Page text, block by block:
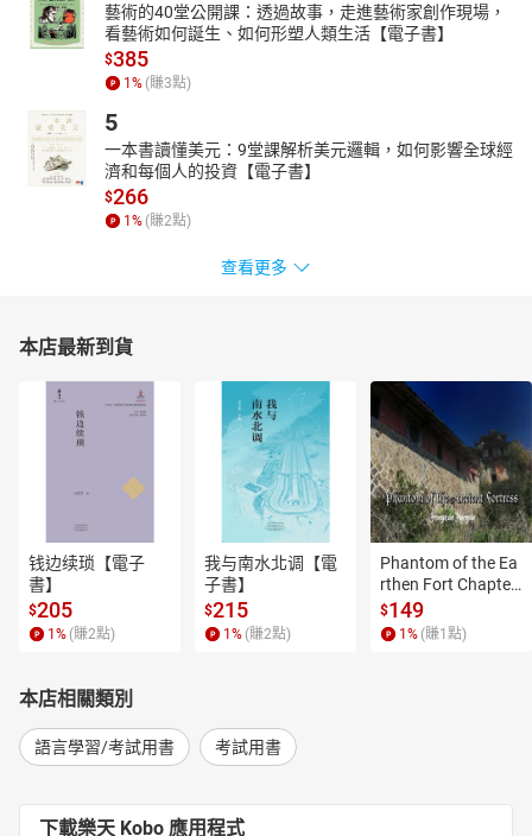
藝術的40堂公開課：透過故事，走進藝術家創作現場，
看藝術如何誕生、如何形塑人類生活【電子書】
$385
1% (賺3點)
5
一本書讀懂美元：9堂課解析美元邏輯，如何影響全球經
濟和每個人的投資【電子書】
$266
1% (賺2點)
查看更多
本店最新到貨
钱边续琐【電子
書】
$205
1 % (賺2點)
我与南水北调【電
子書】
$215
1 % (賺2點)
Phantom of the Ea
rthen Fort Chapter
4【有聲書】
$149
1 % (賺1 點)
本店相關類別
語言學習/考試用書 考試用書
下載樂天 Kobo 應用程式